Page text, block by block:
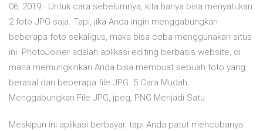
06, 2019 · Untuk cara sebelumnya, kita hanya bisa menyatukan
2 foto JPG saja. Tapi, jika Anda ingin menggabungkan
beberapa foto sekaligus, maka bisa coba menggunakan situs
ini. PhotoJoiner adalah aplikasi editing berbasis website, di
mana memungkinkan Anda bisa membuat sebuah foto yang
berasal dari beberapa file JPG. 5 Cara Mudah
Menggabungkan File JPG, jpeg, PNG Menjadi Satu
Meskipun ini aplikasi berbayar, tapi Anda patut mencobanya.